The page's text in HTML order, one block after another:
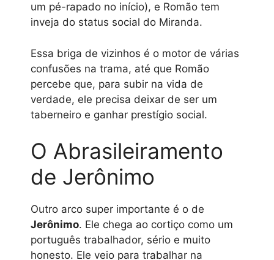
um pé-rapado no início), e Romão tem
inveja do status social do Miranda.
Essa briga de vizinhos é o motor de várias
confusões na trama, até que Romão
percebe que, para subir na vida de
verdade, ele precisa deixar de ser um
taberneiro e ganhar prestígio social.
O Abrasileiramento
de Jerônimo
Outro arco super importante é o de
Jerônimo. Ele chega ao cortiço como um
português trabalhador, sério e muito
honesto. Ele veio para trabalhar na